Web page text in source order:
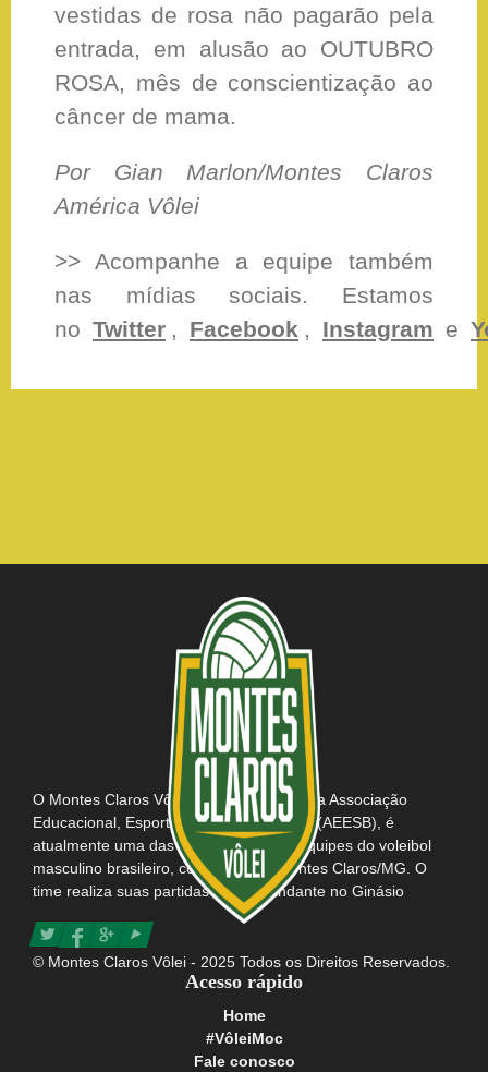
vestidas de rosa não pagarão pela
entrada, em alusão ao OUTUBRO
ROSA, mês de conscientização ao
câncer de mama.
Por Gian Marlon/Montes Claros
América Vôlei
>> Acompanhe a equipe também
nas mídias sociais. Estamos
no Twitter , Facebook , Instagram e
O Montes Claros Vôlei, em parceria com a Associação
Educacional, Esportiva e Social do Brasil (AEESB), é
atualmente uma das mais tradicionais equipes do voleibol
masculino brasileiro, com sede em Montes Claros/MG. O
time realiza suas partidas como mandante no Ginásio
Poliesportivo Tancredo Neves e possui consigo o título da
maior e mais apaixonada torcida do Brasil.
© Montes Claros Vôlei - 2025 Todos os Direitos Reservados.
Acesso rápido
Home
#VôleiMoc
Fale conosco